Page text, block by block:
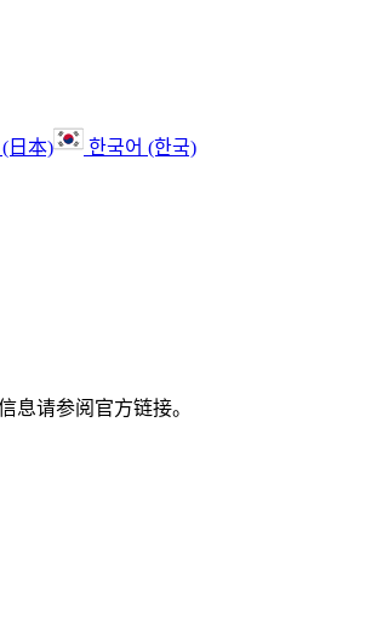
(日本) 한국어 (한국)
息请参阅官方链接。